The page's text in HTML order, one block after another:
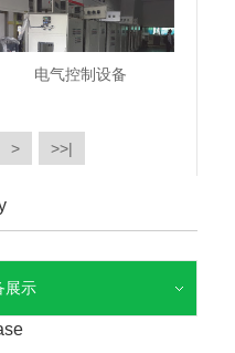
电气控制设备
> >>|
展示